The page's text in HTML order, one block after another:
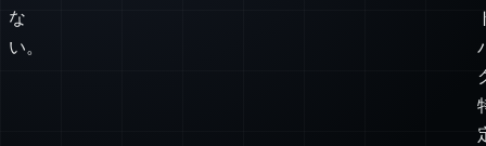
な
い。